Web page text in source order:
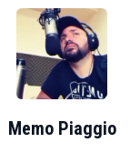
Memo Piaggio